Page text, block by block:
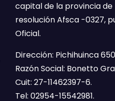
capital de la provincia de
resolución Afsca -0327,
Oficial.
Dirección: Pichihuinca
Razón Social: Bonetto
Cuit: 27-11462397-6.
Tel: 02954-15542981.